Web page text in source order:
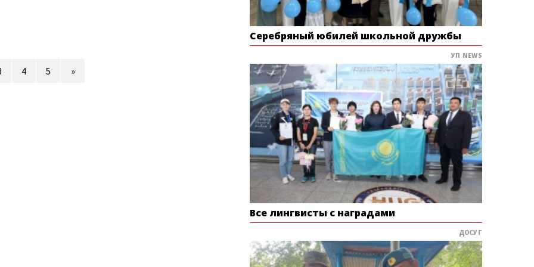
4 5 »
Серебряный юбилей школьной дружбы
УП NEWS
Все лингвисты с наградами
ДОСУГ